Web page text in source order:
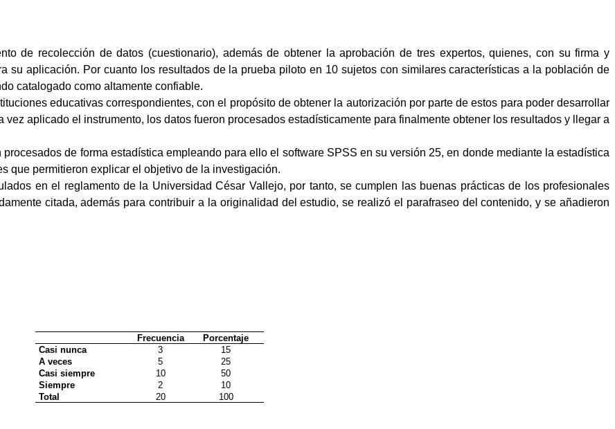
de recolección de datos (cuestionario), además de obtener la aprobación de tres expertos, quienes, con su firma y
su aplicación. Por cuanto los resultados de la prueba piloto en 10 sujetos con similares características a la población de
catalogado como altamente confiable.
educativas correspondientes, con el propósito de obtener la autorización por parte de estos para poder desarrollar
aplicado el instrumento, los datos fueron procesados estadísticamente para finalmente obtener los resultados y llegar a
de forma estadística empleando para ello el software SPSS en su versión 25, en donde mediante la estadística
que permitieron explicar el objetivo de la investigación.
en el reglamento de la Universidad César Vallejo, por tanto, se cumplen las buenas prácticas de los profesionales
citada, además para contribuir a la originalidad del estudio, se realizó el parafraseo del contenido, y se añadieron
Frecuencia
Porcentaje
Casi nunca
3
15
A veces
5
25
Casi siempre
10
50
Siempre
2
10
Total
20 100